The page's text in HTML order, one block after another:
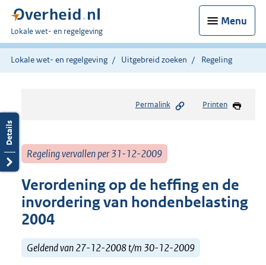
Menu
U
bent
hier:
Lokale wet- en regelgeving
Lokale wet- en regelgeving Uitgebreid zoeken Regeling
Permalink Printen
Regeling vervallen per 31-12-2009
Verordening op de heffing en de
invordering van hondenbelasting
2004
Geldend van 27-12-2008 t/m 30-12-2009